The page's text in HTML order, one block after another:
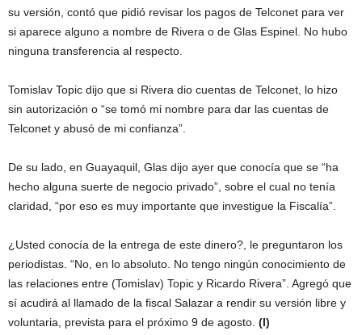
su versión, contó que pidió revisar los pagos de Telconet para ver
si aparece alguno a nombre de Rivera o de Glas Espinel. No hubo
ninguna transferencia al respecto.
Tomislav Topic dijo que si Rivera dio cuentas de Telconet, lo hizo
sin autorización o “se tomó mi nombre para dar las cuentas de
Telconet y abusó de mi confianza”.
De su lado, en Guayaquil, Glas dijo ayer que conocía que se “ha
hecho alguna suerte de negocio privado”, sobre el cual no tenía
claridad, “por eso es muy importante que investigue la Fiscalía”.
¿Usted conocía de la entrega de este dinero?, le preguntaron los
periodistas. “No, en lo absoluto. No tengo ningún conocimiento de
las relaciones entre (Tomislav) Topic y Ricardo Rivera”. Agregó que
sí acudirá al llamado de la fiscal Salazar a rendir su versión libre y
voluntaria, prevista para el próximo 9 de agosto. (I)